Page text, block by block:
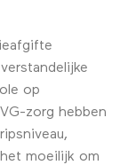
op
zorg hebben
moeilijk om